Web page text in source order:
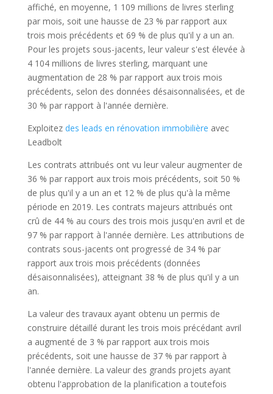
affiché, en moyenne, 1 109 millions de livres sterling
par mois, soit une hausse de 23 % par rapport aux
trois mois précédents et 69 % de plus qu'il y a un an.
Pour les projets sous-jacents, leur valeur s'est élevée à
4 104 millions de livres sterling, marquant une
augmentation de 28 % par rapport aux trois mois
précédents, selon des données désaisonnalisées, et de
30 % par rapport à l'année dernière.
Exploitez des leads en rénovation immobilière avec
Leadbolt
Les contrats attribués ont vu leur valeur augmenter de
36 % par rapport aux trois mois précédents, soit 50 %
de plus qu'il y a un an et 12 % de plus qu'à la même
période en 2019. Les contrats majeurs attribués ont
crû de 44 % au cours des trois mois jusqu'en avril et de
97 % par rapport à l'année dernière. Les attributions de
contrats sous-jacents ont progressé de 34 % par
rapport aux trois mois précédents (données
désaisonnalisées), atteignant 38 % de plus qu'il y a un
an.
La valeur des travaux ayant obtenu un permis de
construire détaillé durant les trois mois précédant avril
a augmenté de 3 % par rapport aux trois mois
précédents, soit une hausse de 37 % par rapport à
l'année dernière. La valeur des grands projets ayant
obtenu l'approbation de la planification a toutefois